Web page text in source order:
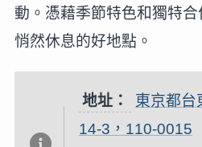
動。憑藉季節特色和獨特
悄然休息的好地點。
地址：
東京都台
14-3，110-0015